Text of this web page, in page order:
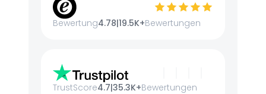
Bewertung4.78|19.5K+Bewertungen
TrustScore4.7|35.3K+Bewertungen